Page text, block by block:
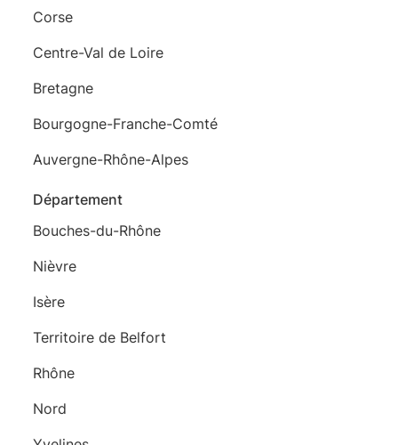
Corse
Centre-Val de Loire
Bretagne
Bourgogne-Franche-Comté
Auvergne-Rhône-Alpes
Département
Bouches-du-Rhône
Nièvre
Isère
Territoire de Belfort
Rhône
Nord